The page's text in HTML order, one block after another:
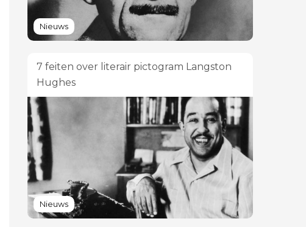
Nieuws
7 feiten over literair pictogram Langston
Hughes
Nieuws